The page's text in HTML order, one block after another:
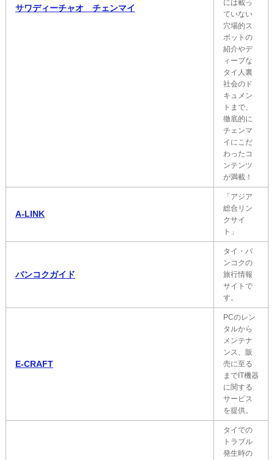
サワディーチャオ チェンマイ
には載っ
ていない
穴場的ス
ポットの
紹介やデ
ィープな
タイ人裏
社会のド
キュメン
トまで、
徹底的に
チェンマ
イにこだ
わったコ
ンテンツ
が満載！
A-LINK
「アジア
総合リン
クサイ
ト」
バンコクガイド
タイ・バ
ンコクの
旅行情報
サイトで
す。
E-CRAFT
PCのレン
タルから
メンテナ
ンス、販
売に至る
までIT機器
に関する
サービス
を提供。
タイでの
トラブル
発生時の